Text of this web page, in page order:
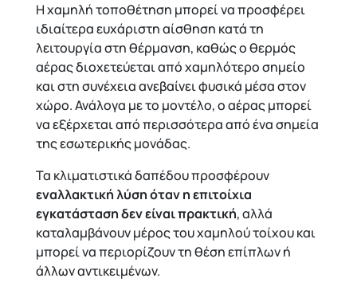
Η χαμηλή τοποθέτηση μπορεί να προσφέρει
ιδιαίτερα ευχάριστη αίσθηση κατά τη
λειτουργία στη θέρμανση, καθώς ο θερμός
αέρας διοχετεύεται από χαμηλότερο σημείο
και στη συνέχεια ανεβαίνει φυσικά μέσα στον
χώρο. Ανάλογα με το μοντέλο, ο αέρας μπορεί
να εξέρχεται από περισσότερα από ένα σημεία
της εσωτερικής μονάδας.
Τα κλιματιστικά δαπέδου προσφέρουν
εναλλακτική λύση όταν η επιτοίχια
εγκατάσταση δεν είναι πρακτική, αλλά
καταλαμβάνουν μέρος του χαμηλού τοίχου και
μπορεί να περιορίζουν τη θέση επίπλων ή
άλλων αντικειμένων.